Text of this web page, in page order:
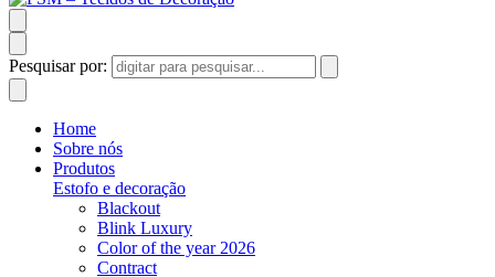
Pesquisar por:
Home
Sobre nós
Produtos
Estofo e decoração
Blackout
Blink Luxury
Color of the year 2026
Contract